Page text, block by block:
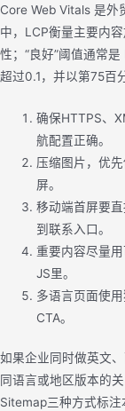
Core Web Vitals 是外
中，LCP衡量主要内
性；“良好”阈值通常
超过0.1，并以第75百
确保HTTPS、
航配置正确。
压缩图片，优
屏。
移动端首屏要
到联系入口。
重要内容尽量
JS里。
多语言页面使
CTA。
如果企业同时做英文
同语言或地区版本的
Sitemap三种方式标